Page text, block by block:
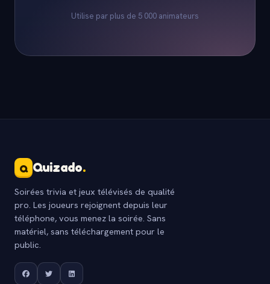
Utilise par plus de 5 000 animateurs
Q Quizado.
Soirées trivia et jeux télévisés de qualité
pro. Les joueurs rejoignent depuis leur
téléphone, vous menez la soirée. Sans
matériel, sans téléchargement pour le
public.